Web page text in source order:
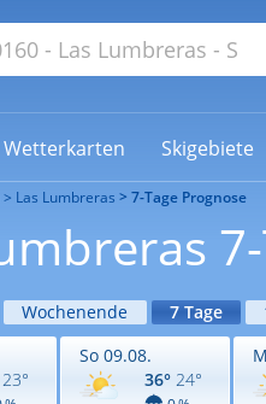
Wetterkarten Skigebiete
Las Lumbreras 7-Tage Prognose
Wochenende 7 Tage
23°
So 09.08.
36° 24°